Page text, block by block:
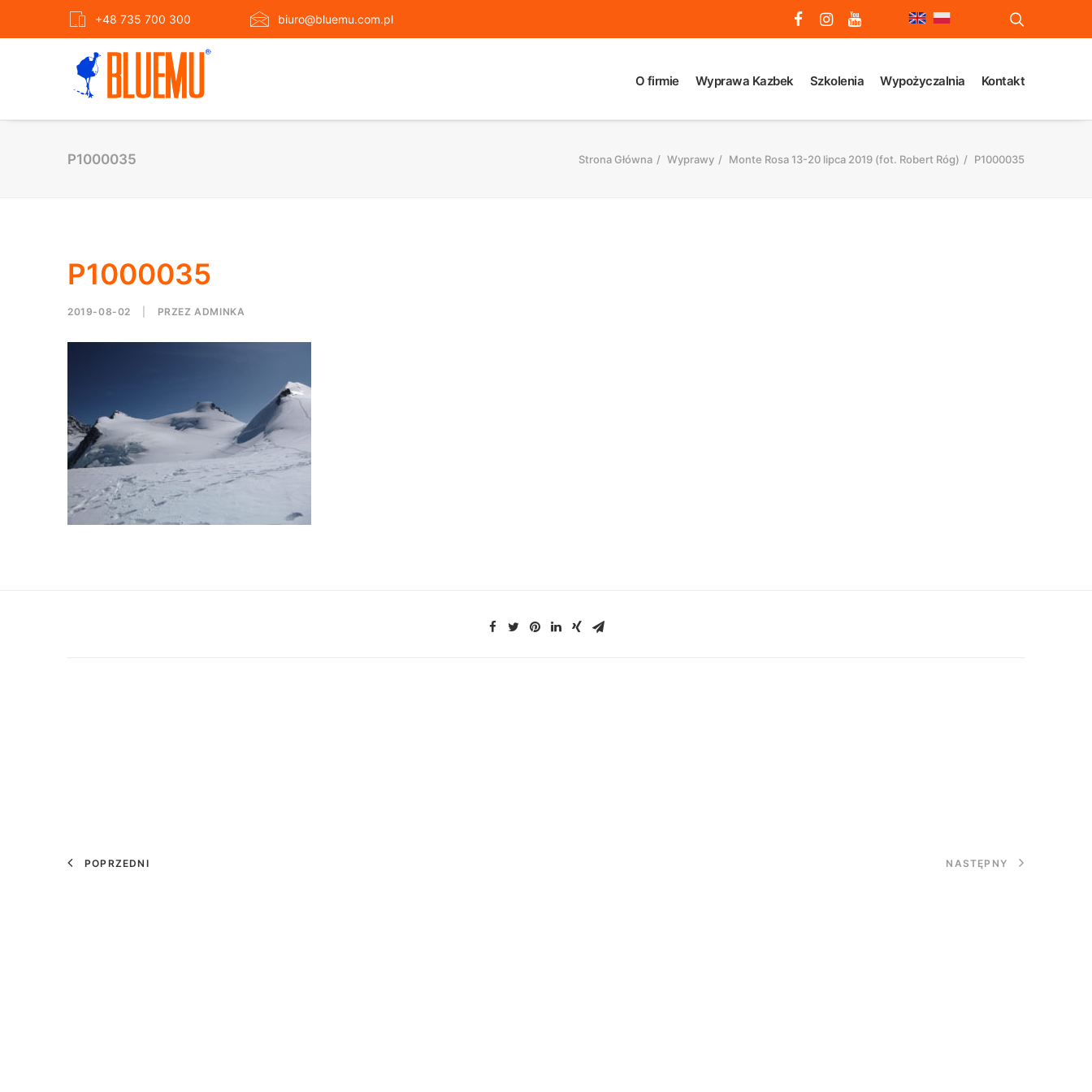
+48 735 700 300 biuro@bluemu.com.pl
O firmie Wyprawa Kazbek Szkolenia Wypożyczalnia Kontakt
P1000035 Strona Główna Wyprawy Monte Rosa 13-20 lipca 2019 (fot. Robert Róg) P1000035
P1000035
2019-08-02 PRZEZADMINKA
POPRZEDNI NASTĘPNY